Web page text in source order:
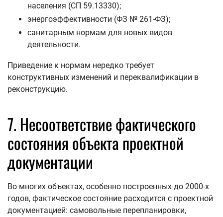
населения (СП 59.13330);
энергоэффективности (ФЗ № 261-ФЗ);
санитарным нормам для новых видов
деятельности.
Приведение к нормам нередко требует
конструктивных изменений и переквалификации в
реконструкцию.
7. Несоответствие фактического
состояния объекта проектной
документации
Во многих объектах, особенно построенных до 2000-х
годов, фактическое состояние расходится с проектной
документацией: самовольные перепланировки,